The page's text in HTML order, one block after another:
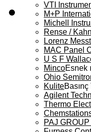
VTI
M+P
Michell
Rense /
Lorenz
MAC Panel
U S F
MincoEsnek
Ohio
Kulite
Agilent
Thermo
PAJ